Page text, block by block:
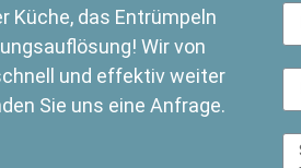
Küche, das Entrümpeln
Wir von
und effektiv weiter
Sie uns eine Anfrage.